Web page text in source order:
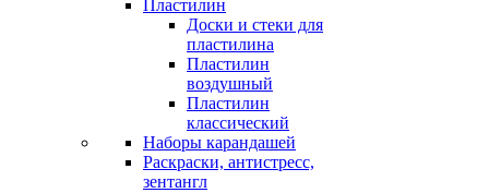
Пластилин
Доски и стеки для
пластилина
Пластилин
воздушный
Пластилин
классический
Наборы карандашей
Раскраски, антистресс,
зентангл